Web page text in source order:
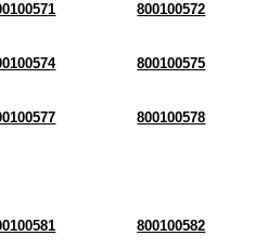
800100572
800100575
800100578
800100582